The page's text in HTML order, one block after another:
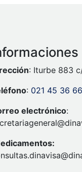
: Iturbe 883
: 021 45 36 66
electrónico: